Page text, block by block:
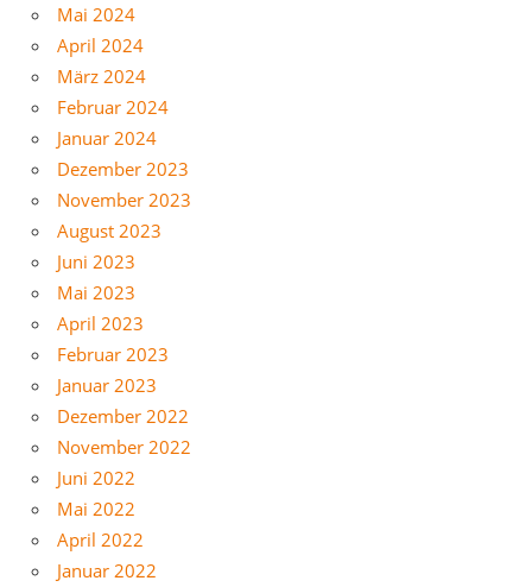
Mai 2024
April 2024
März 2024
Februar 2024
Januar 2024
Dezember 2023
November 2023
August 2023
Juni 2023
Mai 2023
April 2023
Februar 2023
Januar 2023
Dezember 2022
November 2022
Juni 2022
Mai 2022
April 2022
Januar 2022